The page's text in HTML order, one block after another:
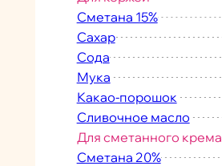
Сметана 15%
Сахар
Сода
Мука
Какао-порошок
Сливочное масло
Для сметанного крема
Сметана 20%